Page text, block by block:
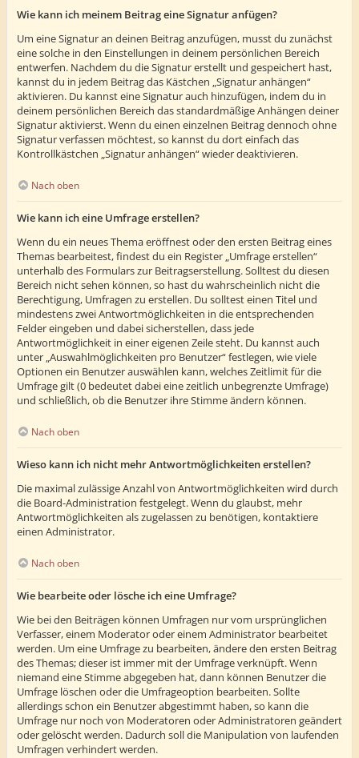
Wie kann ich meinem Beitrag eine Signatur anfügen?
Um eine Signatur an deinen Beitrag anzufügen, musst du zunächst
eine solche in den Einstellungen in deinem persönlichen Bereich
entwerfen. Nachdem du die Signatur erstellt und gespeichert hast,
kannst du in jedem Beitrag das Kästchen „Signatur anhängen“
aktivieren. Du kannst eine Signatur auch hinzufügen, indem du in
deinem persönlichen Bereich das standardmäßige Anhängen deiner
Signatur aktivierst. Wenn du einen einzelnen Beitrag dennoch ohne
Signatur verfassen möchtest, so kannst du dort einfach das
Kontrollkästchen „Signatur anhängen“ wieder deaktivieren.
Nach oben
Wie kann ich eine Umfrage erstellen?
Wenn du ein neues Thema eröffnest oder den ersten Beitrag eines
Themas bearbeitest, findest du ein Register „Umfrage erstellen“
unterhalb des Formulars zur Beitragserstellung. Solltest du diesen
Bereich nicht sehen können, so hast du wahrscheinlich nicht die
Berechtigung, Umfragen zu erstellen. Du solltest einen Titel und
mindestens zwei Antwortmöglichkeiten in die entsprechenden
Felder eingeben und dabei sicherstellen, dass jede
Antwortmöglichkeit in einer eigenen Zeile steht. Du kannst auch
unter „Auswahlmöglichkeiten pro Benutzer“ festlegen, wie viele
Optionen ein Benutzer auswählen kann, welches Zeitlimit für die
Umfrage gilt (0 bedeutet dabei eine zeitlich unbegrenzte Umfrage)
und schließlich, ob die Benutzer ihre Stimme ändern können.
Nach oben
Wieso kann ich nicht mehr Antwortmöglichkeiten erstellen?
Die maximal zulässige Anzahl von Antwortmöglichkeiten wird durch
die Board-Administration festgelegt. Wenn du glaubst, mehr
Antwortmöglichkeiten als zugelassen zu benötigen, kontaktiere
einen Administrator.
Nach oben
Wie bearbeite oder lösche ich eine Umfrage?
Wie bei den Beiträgen können Umfragen nur vom ursprünglichen
Verfasser, einem Moderator oder einem Administrator bearbeitet
werden. Um eine Umfrage zu bearbeiten, ändere den ersten Beitrag
des Themas; dieser ist immer mit der Umfrage verknüpft. Wenn
niemand eine Stimme abgegeben hat, dann können Benutzer die
Umfrage löschen oder die Umfrageoption bearbeiten. Sollte
allerdings schon ein Benutzer abgestimmt haben, so kann die
Umfrage nur noch von Moderatoren oder Administratoren geändert
oder gelöscht werden. Dadurch soll die Manipulation von laufenden
Umfragen verhindert werden.